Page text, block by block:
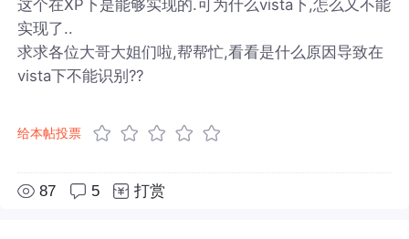
这个在XP下是能够实现的.可为什么vista下,怎么又不能
实现了..
求求各位大哥大姐们啦,帮帮忙,看看是什么原因导致在
vista下不能识别??
给本帖投票
87 5 打赏